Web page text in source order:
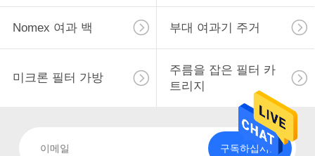
Nomex 여과 백 부대 여과기 주거
미크론 필터 가방
주름을 잡은 필터 카
트리지
구독하십시오